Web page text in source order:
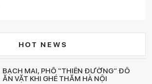
HOT NEWS
Hoa anh đào Hà Nội
BẠCH MAI, PHỐ “THIÊN ĐƯỜNG” ĐỒ
ĂN VẶT KHI GHÉ THĂM HÀ NỘI